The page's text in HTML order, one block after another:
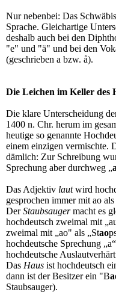
Nur nebenbei: Das
Sprache. Gleichartige
deshalb auch bei den
"e" und "ä" und bei den
(geschrieben a bzw. å).
Die Leichen im Keller des
Die klare Unterscheidung
1400 n. Chr. herum im
heutige so genannte
einem einzigen vermischte.
dämlich: Zur Schreibung
Sprechung aber durchweg „
Das Adjektiv lautwird
gesprochen immer mit ao
DerStaubsaugermacht es
hochdeutsch zweimal mit
zweimal mit „ao" als „Stao
hochdeutsche Sprechung
hochdeutsche
Das Haus ist hochdeutsch
dann ist der Besitzer ein "B
Staubsauger).